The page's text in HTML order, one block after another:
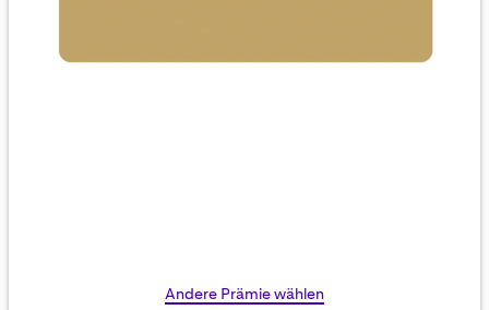
Skip
Andere Prämie wählen